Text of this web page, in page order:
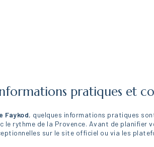
pratiques et
Faykod, quelques informations pratiques
le rythme de la Provence. Avant de planifier
sur le site officiel ou via les